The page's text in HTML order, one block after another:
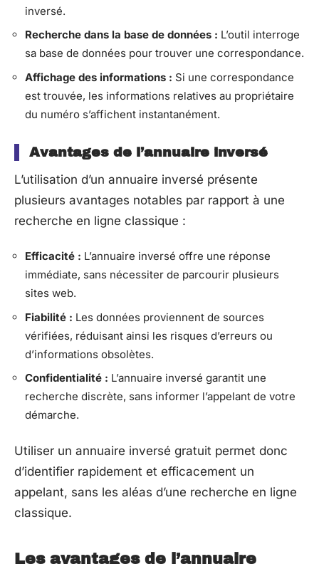
inversé.
Recherche dans la base de données : L’outil interroge
sa base de données pour trouver une correspondance.
Affichage des informations : Si une correspondance
est trouvée, les informations relatives au propriétaire
du numéro s’affichent instantanément.
Avantages de l’annuaire inversé
L’utilisation d’un annuaire inversé présente
plusieurs avantages notables par rapport à une
recherche en ligne classique :
Efficacité : L’annuaire inversé offre une réponse
immédiate, sans nécessiter de parcourir plusieurs
sites web.
Fiabilité : Les données proviennent de sources
vérifiées, réduisant ainsi les risques d’erreurs ou
d’informations obsolètes.
Confidentialité : L’annuaire inversé garantit une
recherche discrète, sans informer l’appelant de votre
démarche.
Utiliser un annuaire inversé gratuit permet donc
d’identifier rapidement et efficacement un
appelant, sans les aléas d’une recherche en ligne
classique.
Les avantages de l’annuaire